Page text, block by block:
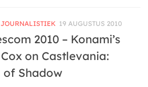
JOURNALISTIEK 19 AUGUSTUS 2010
2010 – Konami’s
on Castlevania:
of Shadow